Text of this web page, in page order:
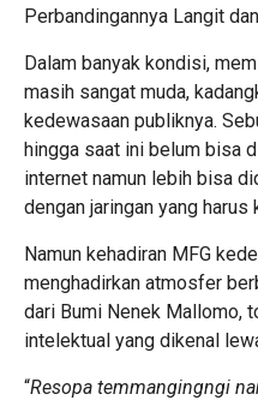
Perbandingannya Langit
Dalam banyak kondisi,
masih sangat muda,
kedewasaan publiknya.
hingga saat ini belum bisa
internet namun lebih bisa
dengan jaringan yang harus
Namun kehadiran MFG
menghadirkan atmosfer
dari Bumi Nenek Mallomo,
intelektual yang dikenal
“Resopa temmangingngi